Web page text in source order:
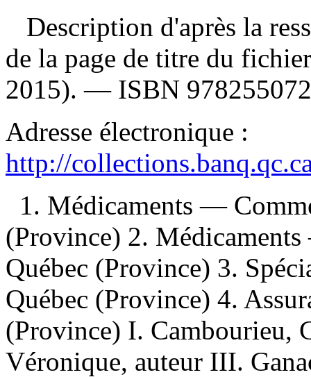
Description d'après la
de la page de titre du
2015). — ISBN
Adresse électronique :
http://
1. Médicaments —
(Province) 2.
Québec (Province) 3.
Québec (Province) 4.
(Province) I. Cambourieu,
Véronique, auteur III.